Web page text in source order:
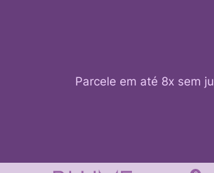
Parcele em até 8x sem